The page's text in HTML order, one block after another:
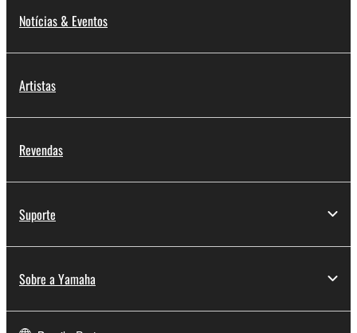
Notícias & Eventos
Artistas
Revendas
Suporte
Sobre a Yamaha